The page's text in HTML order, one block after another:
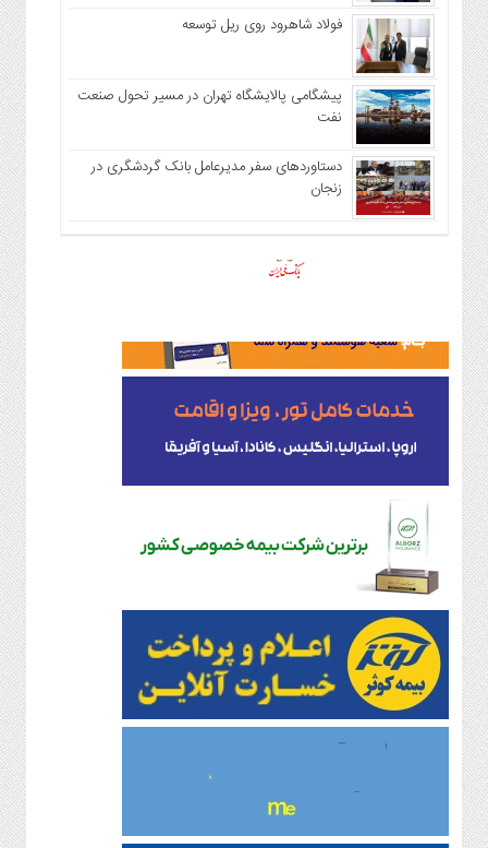
فولاد شاهرود روی ریل توسعه
پیشگامی پالایشگاه تهران در مسیر تحول صنعت
نفت
دستاوردهای سفر مدیرعامل بانک گردشگری در
زنجان